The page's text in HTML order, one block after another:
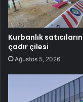
Kurbanlık
çadır çilesi
Ağustos 5, 2026